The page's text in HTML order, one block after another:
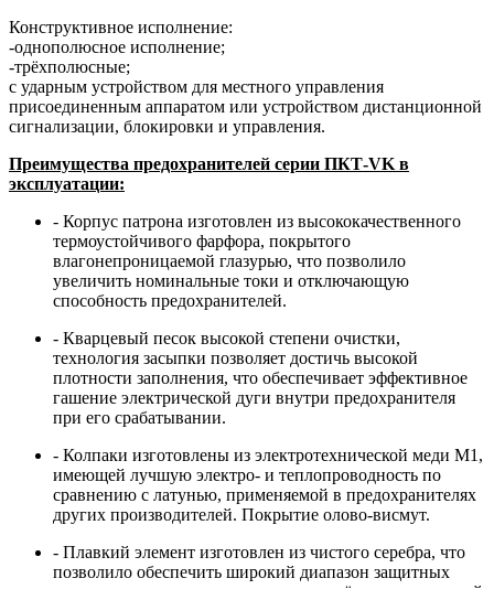
Конструктивное исполнение:
-однополюсное исполнение;
-трёхполюсные;
с ударным устройством для местного управления
присоединенным аппаратом или устройством дистанционной
сигнализации, блокировки и управления.
Преимущества предохранителей серии ПКТ-VK в
эксплуатации:
- Корпус патрона изготовлен из высококачественного
термоустойчивого фарфора, покрытого
влагонепроницаемой глазурью, что позволило
увеличить номинальные токи и отключающую
способность предохранителей.
- Кварцевый песок высокой степени очистки,
технология засыпки позволяет достичь высокой
плотности заполнения, что обеспечивает эффективное
гашение электрической дуги внутри предохранителя
при его срабатывании.
- Колпаки изготовлены из электротехнической меди М1,
имеющей лучшую электро- и теплопроводность по
сравнению с латунью, применяемой в предохранителях
других производителей. Покрытие олово-висмут.
- Плавкий элемент изготовлен из чистого серебра, что
позволило обеспечить широкий диапазон защитных